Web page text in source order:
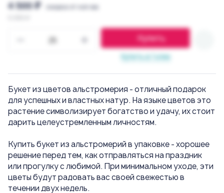
4 500 ₽ скидка от кол-ва
Купить
Купить в 1 клик
Букет из цветов альстромерия - отличный подарок
для успешных и властных натур. На языке цветов это
растение символизирует богатство и удачу, их стоит
дарить целеустремленным личностям.
Купить букет из альстромерий в упаковке - хорошее
решение перед тем, как отправляться на праздник
или прогулку с любимой. При минимальном уходе, эти
цветы будут радовать вас своей свежестью в
течении двух недель.